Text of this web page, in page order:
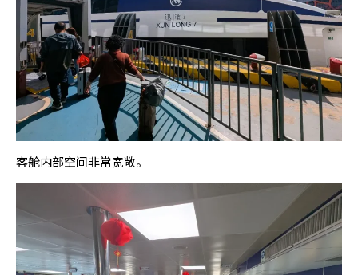
客舱内部空间非常宽敞。